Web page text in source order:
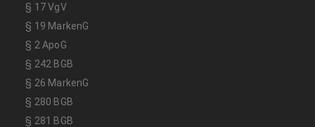
§ 17 VgV
§ 19 MarkenG
§ 2 ApoG
§ 242 BGB
§ 26 MarkenG
§ 280 BGB
§ 281 BGB